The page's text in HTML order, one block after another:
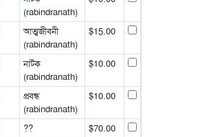
(rabindranath)
আত্মজীবনী
(rabindranath)
$15.00
নাটক
(rabindranath)
$10.00
প্রবন্ধ
(rabindranath)
$10.00
??
$70.00